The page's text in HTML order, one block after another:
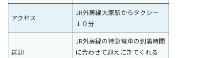
アクセス
JR外房線大原駅からタクシー
１０分
送迎
JR外房線の特急電車の到着時間
に合わせて迎えにきてくれる